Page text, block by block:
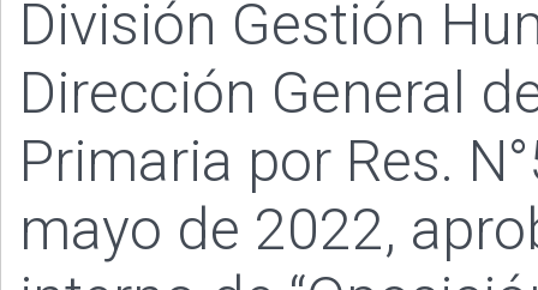
División Gestión
Dirección General
Primaria por Res.
mayo de 2022,